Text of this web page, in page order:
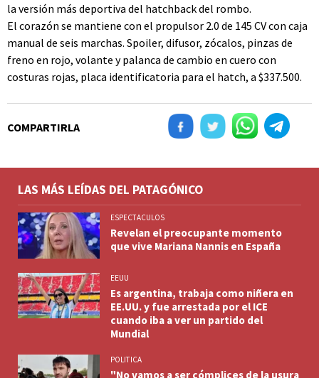
la versión más deportiva del hatchback del rombo.
El corazón se mantiene con el propulsor 2.0 de 145 CV con caja
manual de seis marchas. Spoiler, difusor, zócalos, pinzas de
freno en rojo, volante y palanca de cambio en cuero con
costuras rojas, placa identificatoria para el hatch, a $337.500.
COMPARTIRLA
LAS MÁS LEÍDAS DEL PATAGÓNICO
ESPECTACULOS
Revelan el preocupante momento
que vive Mariana Nannis en España
EEUU
Es argentina, trabaja como niñera en
EE.UU. y fue arrestada por el ICE
cuando iba a ver un partido del
Mundial
POLITICA
"No vamos a ser cómplices de la usura